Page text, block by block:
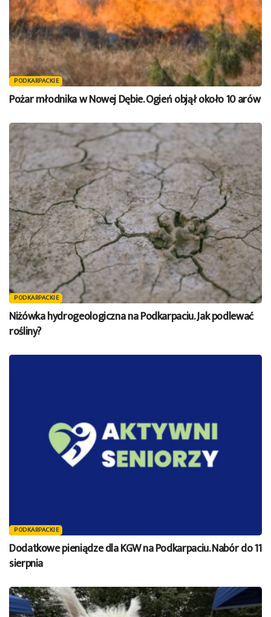
PODKARPACKIE
Pożar młodnika w Nowej Dębie. Ogień objął około 10 arów
PODKARPACKIE
Niżówka hydrogeologiczna na Podkarpaciu. Jak podlewać
rośliny?
PODKARPACKIE
Dodatkowe pieniądze dla KGW na Podkarpaciu. Nabór do 11
sierpnia